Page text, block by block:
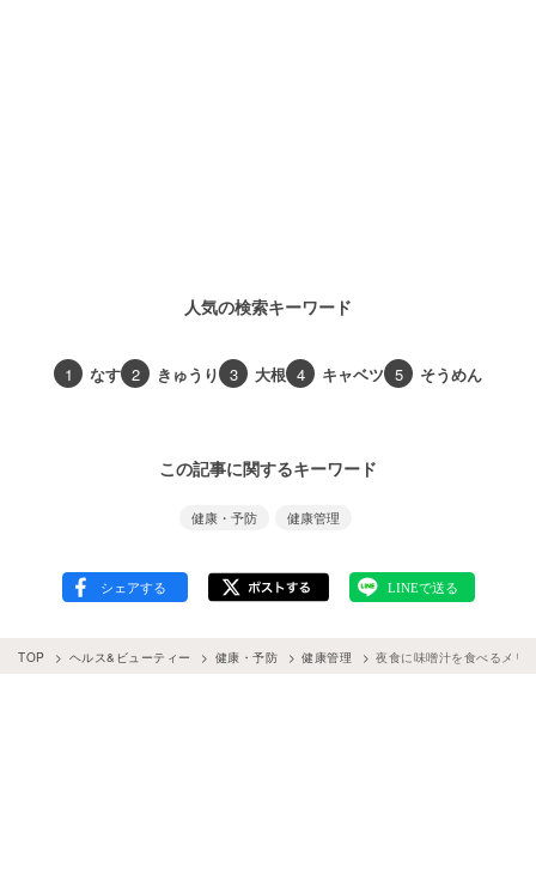
人気の検索キーワード
1 なす 2 きゅうり 3 大根 4 キャベツ 5 そうめん
この記事に関するキーワード
健康・予防 健康管理
TOP ヘルス&ビューティー 健康・予防 健康管理 夜食に味噌汁を食べるメリ